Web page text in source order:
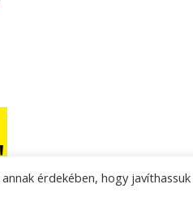
érdekében, hogy